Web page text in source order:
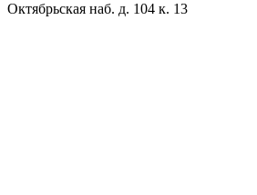
Октябрьская наб. д. 104 к. 13